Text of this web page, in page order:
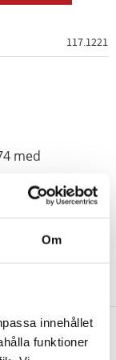
Om
innehållet
funktioner
117.1221
med